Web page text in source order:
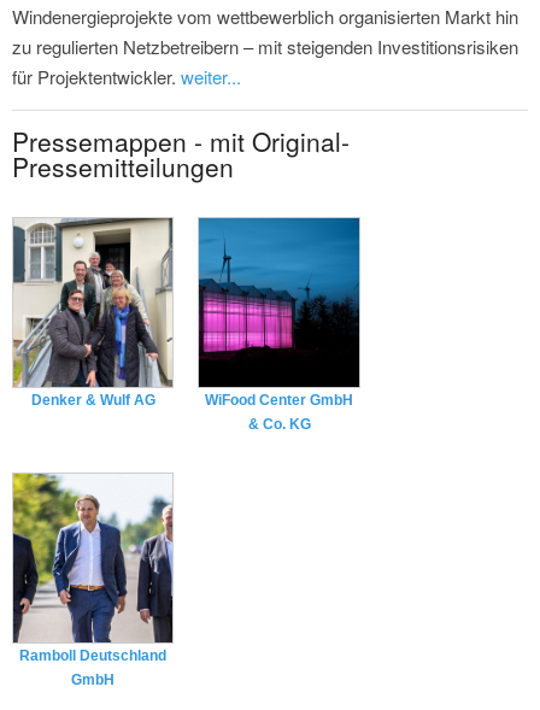
Windenergieprojekte vom wettbewerblich organisierten Markt hin
zu regulierten Netzbetreibern – mit steigenden Investitionsrisiken
für Projektentwickler. weiter...
Pressemappen - mit Original-
Pressemitteilungen
Denker & Wulf AG
WiFood Center GmbH
& Co. KG
Ramboll Deutschland
GmbH